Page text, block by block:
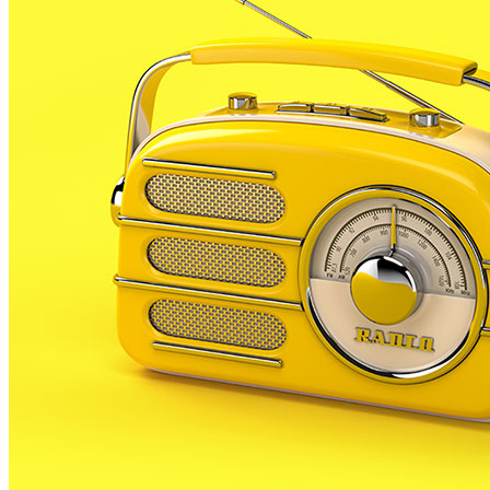
Ajuntament de Malgrat de Mar
ha signat un
conveni amb l’Associació de Barraques Malgrat
perquè l’entitat assumeixi l’organització de
les Barrakes de la Festa Major de Sant Roc 2026.
Amb aquesta signatura, es recupera unmodel de
gestió que s’havia perdut l’any 2016, quan el
consistori va passar a encarregar-se directament de
Associació de Barraques Malgratva ser la
responsable delsconcerts joves entre els anys
. Després d’aquest període, l’entitat va
reprèn la seva activitat